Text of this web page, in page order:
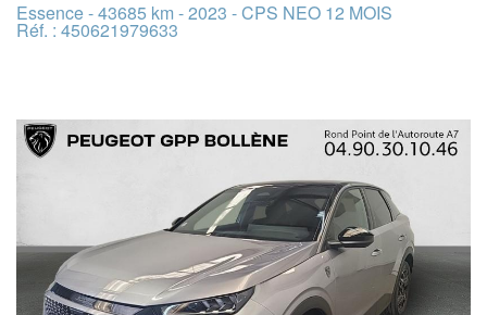
Essence - 43685 km - 2023 - CPS NEO 12 MOIS
Réf. : 450621979633